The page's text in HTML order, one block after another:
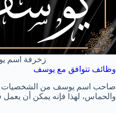
زخرفة اسم
وظائف تتوافق مع يوسف
صاحب اسم يوسف من الشخصيات
والحماس، لهذا فإنه يمكن أن يعمل